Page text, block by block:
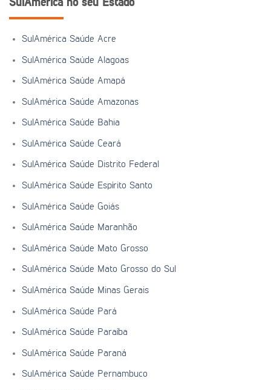
SulAmérica no seu Estado
SulAmérica Saúde Acre
SulAmérica Saúde Alagoas
SulAmérica Saúde Amapá
SulAmérica Saúde Amazonas
SulAmérica Saúde Bahia
SulAmérica Saúde Ceará
SulAmérica Saúde Distrito Federal
SulAmérica Saúde Espírito Santo
SulAmérica Saúde Goiás
SulAmérica Saúde Maranhão
SulAmérica Saúde Mato Grosso
SulAmérica Saúde Mato Grosso do Sul
SulAmérica Saúde Minas Gerais
SulAmérica Saúde Pará
SulAmérica Saúde Paraíba
SulAmérica Saúde Paraná
SulAmérica Saúde Pernambuco